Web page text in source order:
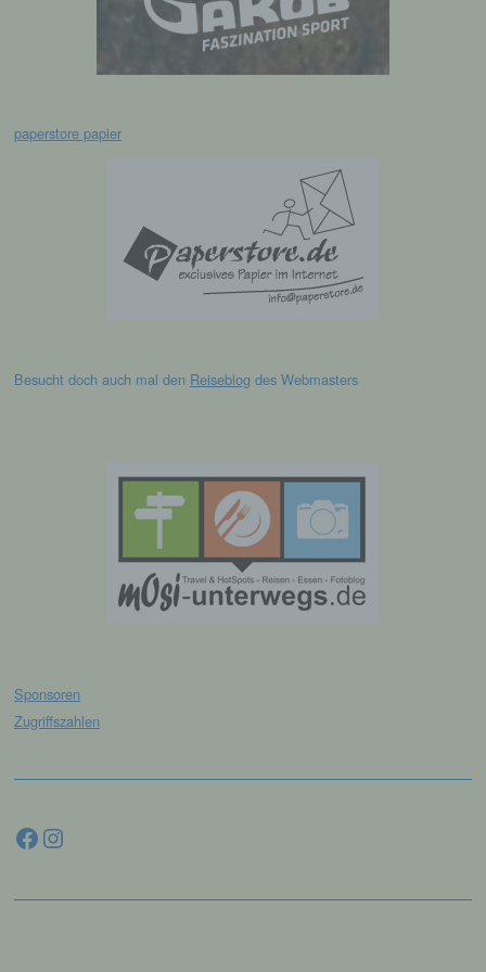
paperstore papier
Besucht doch auch mal den Reiseblog des Webmasters
Sponsoren
Zugriffszahlen
Facebook
widersprechen. Ferner können bereits gesetzte
Cookies jederzeit über einen Internetbrowser oder
andere Softwareprogramme gelöscht werden. Dies
ist in allen gängigen Internetbrowsern möglich.
unter Umständen nicht alle Funktionen unserer
Erfassung von allgemeinen Daten und
Informationen
Die Internetseite erfasst mit jedem Aufruf der
Internetseite durch eine betroffene Person oder ein
automatisiertes System eine Reihe von
werden können die (1) verwendeten Browsertypen
Unterwebseiten, welche über ein zugreifendes
System auf unserer Internetseite angesteuert
werden, (5) das Datum und die Uhrzeit eines
Zugriffs auf die Internetseite, (6) eine Internet-
Protokoll-Adresse (IP-Adresse), (7) der Internet-
Service-Provider des zugreifenden Systems und
(8) sonstige ähnliche Daten und Informationen, die
Bei der Nutzung dieser allgemeinen Daten und
Informationen ziehen wird keine Rückschlüsse auf
zu optimieren, (3) die dauerhafte
Funktionsfähigkeit unserer
Technik unserer Internetseite zu gewährleisten